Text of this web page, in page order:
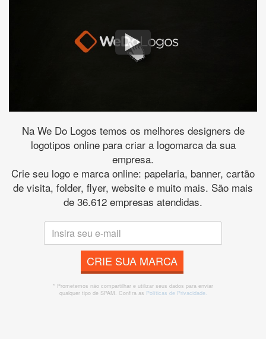
Na We Do Logos temos os melhores designers de
logotipos online para criar a logomarca da sua
empresa.
Crie seu logo e marca online: papelaria, banner, cartão
de visita, folder, flyer, website e muito mais. São mais
de 36.612 empresas atendidas.
CRIE SUA MARCA
* Prometemos não compartilhar e utilizar seus dados para enviar
qualquer tipo de SPAM. Confira as Políticas de Privacidade.